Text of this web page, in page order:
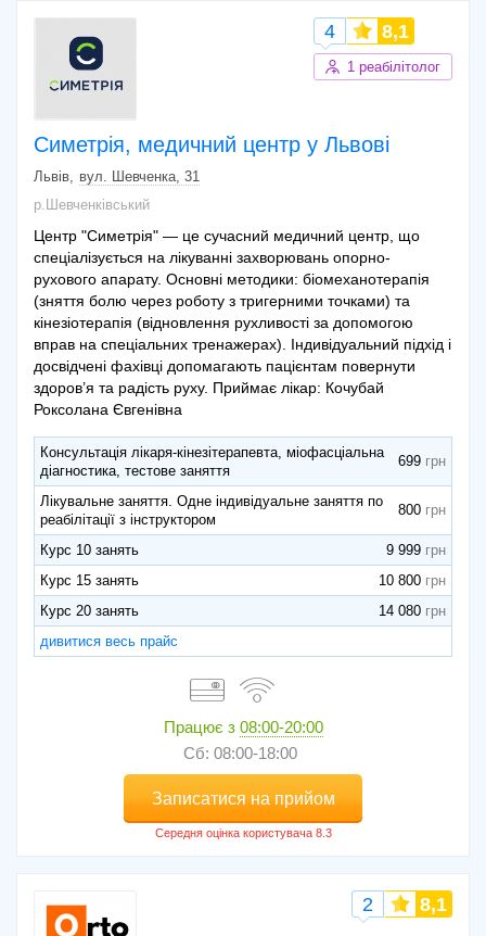
Симетрія, медичний центр у Львові
4 8,1
1 реабілітолог
Львів
вул. Шевченка, 31
р.Шевченківський
Центр "Симетрія" — це сучасний медичний центр, що
спеціалізується на лікуванні захворювань опорно-
рухового апарату. Основні методики: біомеханотерапія
(зняття болю через роботу з тригерними точками) та
кінезіотерапія (відновлення рухливості за допомогою
вправ на спеціальних тренажерах). Індивідуальний підхід і
досвідчені фахівці допомагають пацієнтам повернути
здоров’я та радість руху. Приймає лікар: Кочубай
Роксолана Євгенівна
Консультація лікаря-кінезітерапевта, міофасціальна
діагностика, тестове заняття
699
Лікувальне заняття. Одне індивідуальне заняття по
реабілітації з інструктором
800
Курс 10 занять
9 999
Курс 15 занять
10 800
Курс 20 занять
14 080
дивитися весь прайс
Працює з 08:00-20:00
Сб: 08:00-18:00
Записатися на прийом
2 8,1